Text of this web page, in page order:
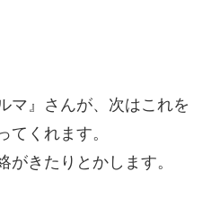
マ』さんが、次はこれを
てくれます。
がきたりとかします。